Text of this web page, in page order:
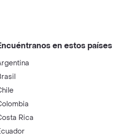
en estos países
Rica